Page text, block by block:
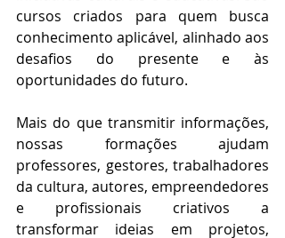
cursos criados para quem busca
conhecimento aplicável, alinhado aos
desafios do presente e às
oportunidades do futuro.
Mais do que transmitir informações,
nossas formações ajudam
professores, gestores, trabalhadores
da cultura, autores, empreendedores
e profissionais criativos a
transformar ideias em projetos,